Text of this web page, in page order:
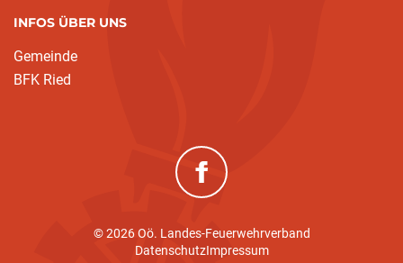
INFOS ÜBER UNS
Gemeinde
BFK Ried
(neues Fenster)
© 2026 Oö. Landes-Feuerwehrverband
DatenschutzImpressum